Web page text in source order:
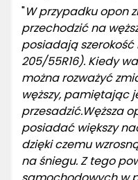
"W przypadku opon
przechodzić na
posiadają
205/55R16). Kiedy
można rozważyć
węższy, pamiętając
przesadzić.Węższa
posiadać większy
dzięki czemu
na śniegu. Z tego